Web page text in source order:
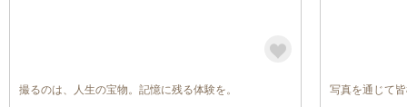
撮るのは、人生の宝物。記憶に残る体験を。 写真を通じて